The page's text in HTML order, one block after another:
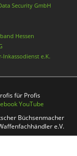
Security GmbH
Hessen
Inkassodienst e.K.
für Profis
YouTube
Büchsenmacher
e.V.